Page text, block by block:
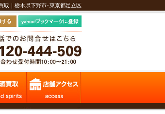
取｜栃木県下野市･東京都足立区